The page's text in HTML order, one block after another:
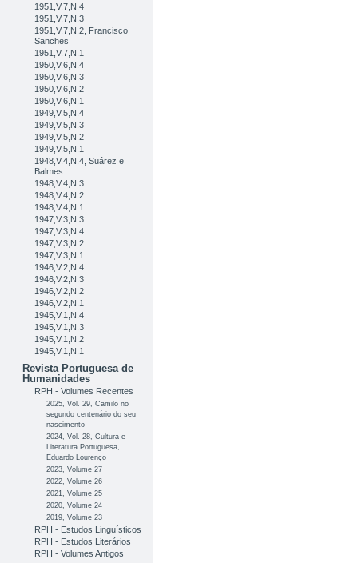
1951,V.7,N.4
1951,V.7,N.3
1951,V.7,N.2, Francisco
Sanches
1951,V.7,N.1
1950,V.6,N.4
1950,V.6,N.3
1950,V.6,N.2
1950,V.6,N.1
1949,V.5,N.4
1949,V.5,N.3
1949,V.5,N.2
1949,V.5,N.1
1948,V.4,N.4, Suárez e
Balmes
1948,V.4,N.3
1948,V.4,N.2
1948,V.4,N.1
1947,V.3,N.3
1947,V.3,N.4
1947,V.3,N.2
1947,V.3,N.1
1946,V.2,N.4
1946,V.2,N.3
1946,V.2,N.2
1946,V.2,N.1
1945,V.1,N.4
1945,V.1,N.3
1945,V.1,N.2
1945,V.1,N.1
Revista Portuguesa de
Humanidades
RPH - Volumes Recentes
2025, Vol. 29, Camilo no
segundo centenário do seu
nascimento
2024, Vol. 28, Cultura e
Literatura Portuguesa,
Eduardo Lourenço
2023, Volume 27
2022, Volume 26
2021, Volume 25
2020, Volume 24
2019, Volume 23
RPH - Estudos Linguísticos
RPH - Estudos Literários
RPH - Volumes Antigos